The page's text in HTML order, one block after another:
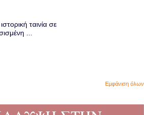
ταινία σε
...
Εμφάνιση όλων